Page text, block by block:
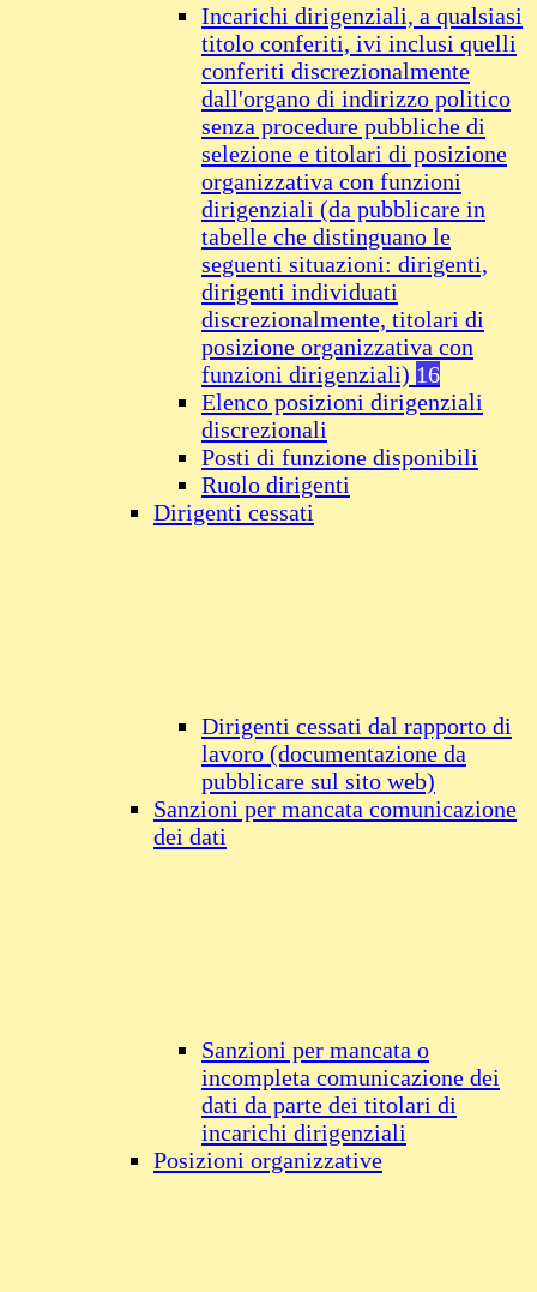
Incarichi dirigenziali, a qualsiasi
titolo conferiti, ivi inclusi quelli
conferiti discrezionalmente
dall'organo di indirizzo politico
senza procedure pubbliche di
selezione e titolari di posizione
organizzativa con funzioni
dirigenziali (da pubblicare in
tabelle che distinguano le
seguenti situazioni: dirigenti,
dirigenti individuati
discrezionalmente, titolari di
posizione organizzativa con
funzioni dirigenziali) 16
Elenco posizioni dirigenziali
discrezionali
Posti di funzione disponibili
Ruolo dirigenti
Dirigenti cessati
Dirigenti cessati dal rapporto di
lavoro (documentazione da
pubblicare sul sito web)
Sanzioni per mancata comunicazione
dei dati
Sanzioni per mancata o
incompleta comunicazione dei
dati da parte dei titolari di
incarichi dirigenziali
Posizioni organizzative